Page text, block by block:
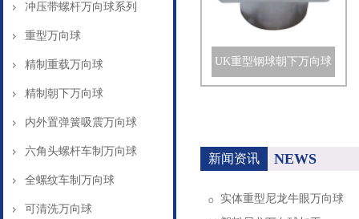
冲压带螺杆万向球系列
重型万向球
精制重载万向球
精制朝下万向球
内外置弹簧吸震万向球
六角头螺杆车制万向球
全螺纹车制万向球
可清洗万向球
UK重型钢球朝下万向球
新闻资讯 NEWS
实体重型尼龙牛眼万向球